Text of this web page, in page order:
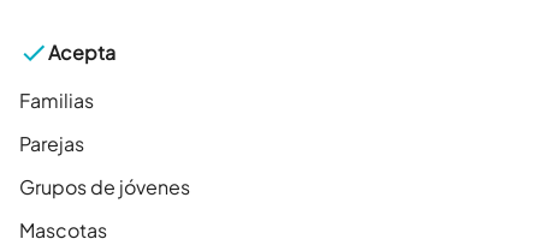
Acepta
Familias
Parejas
Grupos de jóvenes
Mascotas